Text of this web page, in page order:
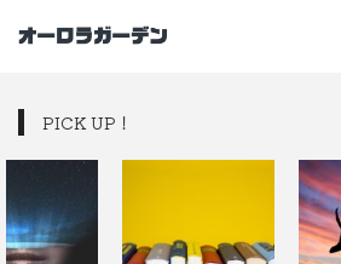
PICK UP！